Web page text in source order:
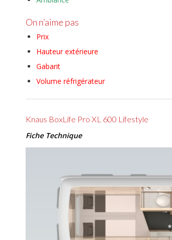
On n’aime pas
Prix
Hauteur extérieure
Gabarit
Volume réfrigérateur
Knaus BoxLife Pro XL 600 Lifestyle
Fiche Technique